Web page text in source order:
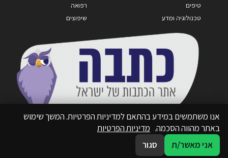
טיפים
טכנולוגיה ומדע
רפואה
שיפוצים
אנו משתמשים במידע בהתאם למדיניות הפרטיות. המשך שימוש
באתר מהווה הסכמה. מדיניות הפרטיות
אני מאשר/ת
סגור